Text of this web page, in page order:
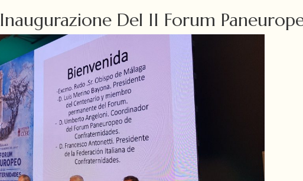
Inaugurazione Del II Forum